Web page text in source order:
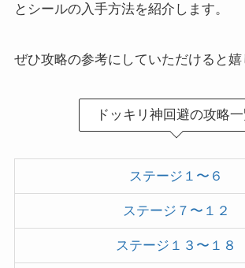
とシールの入手方法を紹介します。
ぜひ攻略の参考にしていただけると嬉
ドッキリ神回避の攻略
ステージ１〜６
ステージ７〜１２
ステージ１３〜１８